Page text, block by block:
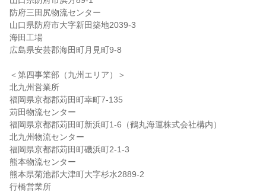
防府三田尻物流センター
山口県防府市大字新田築地2039-3
海田工場
広島県安芸郡海田町月見町9-8
＜第四事業部（九州エリア）＞
北九州営業所
福岡県京都郡苅田町幸町7-135
苅田物流センター
福岡県京都郡苅田町新浜町1-6（鶴丸海運株式会社構内）
北九州物流センター
福岡県京都郡苅田町磯浜町2-1-3
熊本物流センター
熊本県菊池郡大津町大字杉水2889-2
行橋営業所